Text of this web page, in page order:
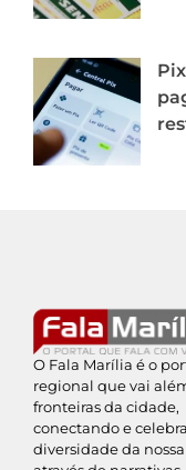
O Fala Marília é o
regional que vai
fronteiras da cidade,
conectando e
diversidade da